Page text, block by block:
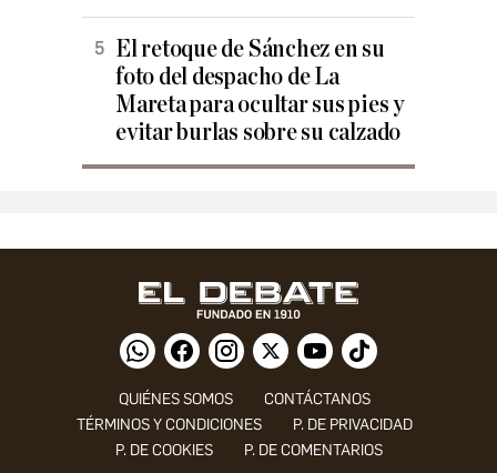
El retoque de Sánchez en su
foto del despacho de La
Mareta para ocultar sus pies y
evitar burlas sobre su calzado
QUIÉNES SOMOS
CONTÁCTANOS
TÉRMINOS Y CONDICIONES
P. DE PRIVACIDAD
P. DE COOKIES
P. DE COMENTARIOS